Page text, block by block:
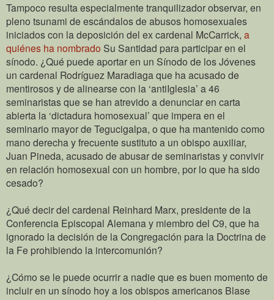
Tampoco resulta especialmente tranquilizador observar, en
pleno tsunami de escándalos de abusos homosexuales
iniciados con la deposición del ex cardenal McCarrick, a
quiénes ha nombrado Su Santidad para participar en el
sínodo. ¿Qué puede aportar en un Sínodo de los Jóvenes
un cardenal Rodríguez Maradiaga que ha acusado de
mentirosos y de alinearse con la ‘antiIglesia’ a 46
seminaristas que se han atrevido a denunciar en carta
abierta la ‘dictadura homosexual’ que impera en el
seminario mayor de Tegucigalpa, o que ha mantenido como
mano derecha y frecuente sustituto a un obispo auxiliar,
Juan Pineda, acusado de abusar de seminaristas y convivir
en relación homosexual con un hombre, por lo que ha sido
cesado?
¿Qué decir del cardenal Reinhard Marx, presidente de la
Conferencia Episcopal Alemana y miembro del C9, que ha
ignorado la decisión de la Congregación para la Doctrina de
la Fe prohibiendo la intercomunión?
¿Cómo se le puede ocurrir a nadie que es buen momento de
incluir en un sínodo hoy a los obispos americanos Blase